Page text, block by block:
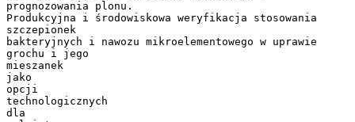
prognozowania plonu.
Produkcyjna i środowiskowa weryfikacja stosowania
szczepionek
bakteryjnych i nawozu mikroelementowego w uprawie
grochu i jego
mieszanek
jako
opcji
technologicznych
dla